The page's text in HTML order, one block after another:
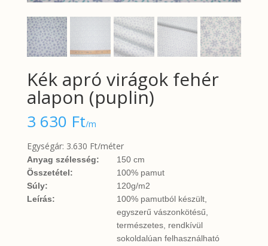
Kék apró virágok fehér
alapon (puplin)
3 630 Ft/m
Egységár: 3.630 Ft/méter
Anyag szélesség:
150 cm
Összetétel:
100% pamut
Súly:
120g/m2
Leírás:
100% pamutból készült,
egyszerű vászonkötésű,
természetes, rendkívül
sokoldalúan felhasználható